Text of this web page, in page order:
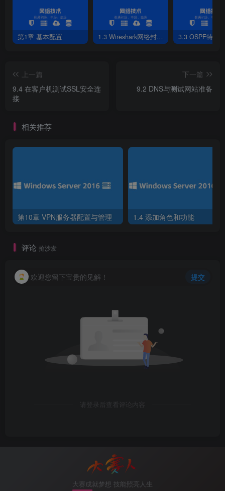
图9-30 指定证书申请文件名
2.申请证书与下载证书
图9-31 打开IE增强管理器选项
2）关闭IE增强管理器
图9-32 关闭IE增强管理器
第1章 基本配置 1.3 Wireshark网络封包分析软件 3.3 OSPF特性
上一篇
9.4 在客户机测试SSL安全连
接
下一篇
9.2 DNS与测试网站准备
相关推荐
第10章 VPN服务器配置与管理 1.4 添加角色和功能
评论 抢沙发
欢迎您留下宝贵的见解！ 提交
请登录后查看评论内容
大赛成就梦想 技能照亮人生